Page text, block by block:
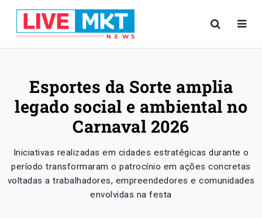
Esportes da Sorte amplia
legado social e ambiental no
Carnaval 2026
Iniciativas realizadas em cidades estratégicas durante o
período transformaram o patrocínio em ações concretas
voltadas a trabalhadores, empreendedores e comunidades
envolvidas na festa